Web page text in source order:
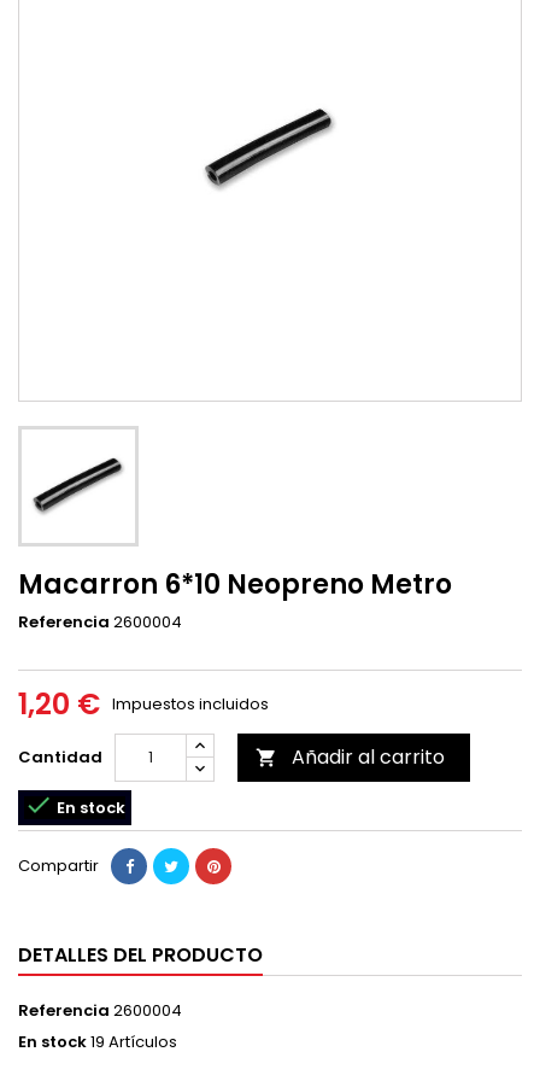
Macarron 6*10 Neopreno Metro
Referencia 2600004
1,20 € Impuestos incluidos
Cantidad  Añadir al carrito
 En stock
Compartir
DETALLES DEL PRODUCTO
Referencia 2600004
En stock19 Artículos